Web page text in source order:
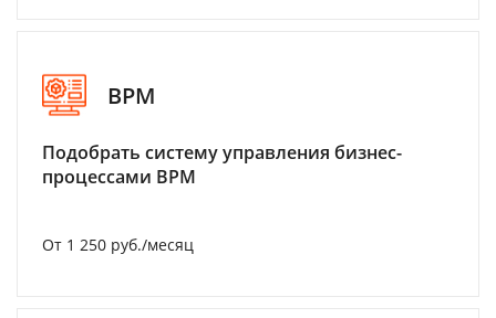
BPM
Подобрать систему управления бизнес-
процессами BPM
От 1 250 руб./месяц